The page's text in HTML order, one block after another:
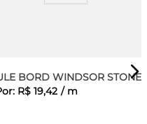
BORD WINDSOR STONE
R$ 19,42 / m